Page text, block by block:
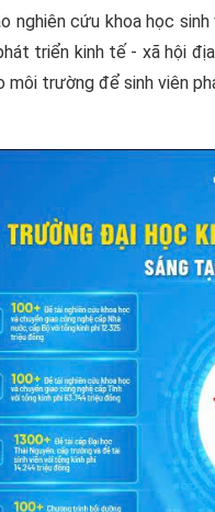
nghiên cứu khoa học
triển kinh tế - xã hội
trường để sinh viên